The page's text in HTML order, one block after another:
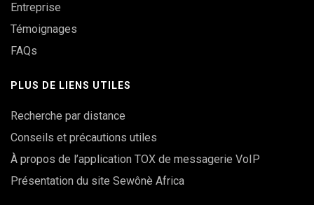
Entreprise
Témoignages
FAQs
PLUS DE LIENS UTILES
Recherche par distance
Conseils et précautions utiles
À propos de l’application TOX de messagerie VoIP
Présentation du site Sewônè Africa